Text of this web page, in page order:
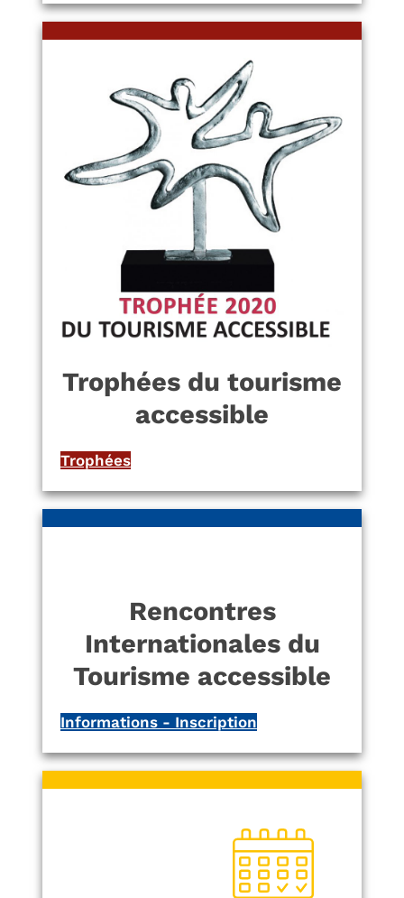
Trophées du tourisme
accessible
Trophées
Rencontres
Internationales du
Tourisme accessible
Informations - Inscription